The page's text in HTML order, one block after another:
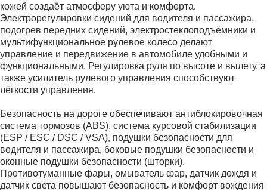
кожей создаёт атмосферу уюта и комфорта.
Электрорегулировки сидений для водителя и пассажира,
подогрев передних сидений, электростеклоподъёмники и
мультифункциональное рулевое колесо делают
управление и передвижение в автомобиле удобными и
функциональными. Регулировка руля по высоте и вылету, а
также усилитель рулевого управления способствуют
лёгкости управления.
Безопасность на дороге обеспечивают антиблокировочная
система тормозов (ABS), система курсовой стабилизации
(ESP / ESC / DSC / VSA), подушки безопасности для
водителя и пассажира, боковые подушки безопасности и
оконные подушки безопасности (шторки).
Противотуманные фары, омыватель фар, датчик дождя и
датчик света повышают безопасность и комфорт вождения